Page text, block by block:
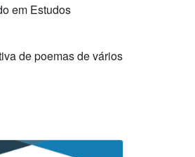
em Estudos
de poemas de vários